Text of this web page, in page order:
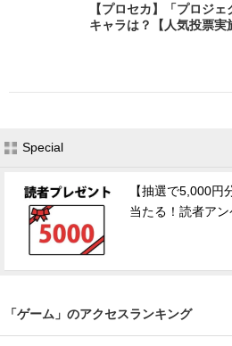
【プロセカ】「プロジ
キャラは？【人気投票実
Special
【抽選で5,000円
当たる！読者ア
「ゲーム」のアクセスランキング